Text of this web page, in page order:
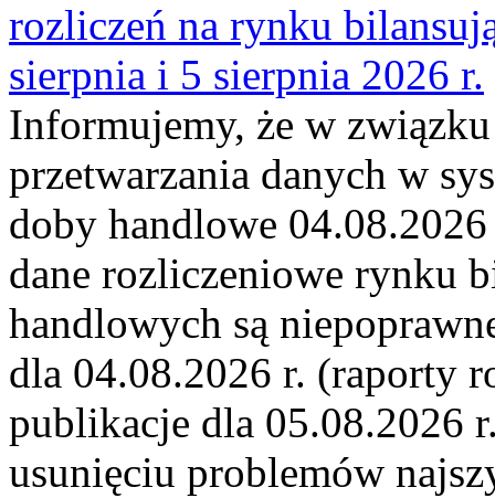
rozliczeń na rynku
sierpnia i 5 sierpnia 2026 r.
Informujemy, że w
przetwarzania danych w
doby handlowe
dane rozliczeniowe rynku
handlowych są
dla 04.08.2026 r. (raporty
publikacje dla 05.08.2026
usunięciu problemów